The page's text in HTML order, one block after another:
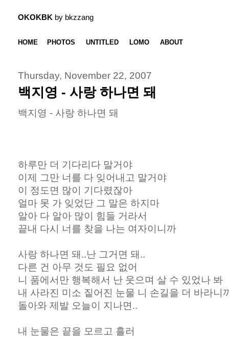
OKOKBK by bkzzang
HOME PHOTOS UNTITLED LOMO ABOUT
Thursday, November 22, 2007
백지영 - 사랑 하나면 돼
백지영 - 사랑 하나면 돼
하루만 더 기다리다 말거야
이제 그만 너를 다 잊어내고 말거야
이 정도면 많이 기다렸잖아
얼마 못 가 잊었단 그 말은 하지마
알아 다 알아 많이 힘들 거라서
끝내 다시 너를 찾을 나는 여자이니까
사랑 하나면 돼..난 그거면 돼..
다른 건 아무 것도 필요 없어
니 품에서만 행복해서 난 웃으며 살 수 있었나 봐
내 사라진 미소 짙어진 눈물 니 손길을 더 바라니
돌아와 제발 오늘이 지나면..
내 눈물은 끝을 모르고 흘러